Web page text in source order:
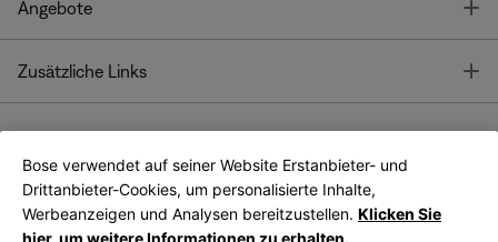
Angebote
Zusätzliche Links
Bose App
Bose Connect
App
Bose verwendet auf seiner Website Erstanbieter- und
Drittanbieter-Cookies, um personalisierte Inhalte,
Werbeanzeigen und Analysen bereitzustellen. Klicken Sie
hier, um weitere Informationen zu erhalten.